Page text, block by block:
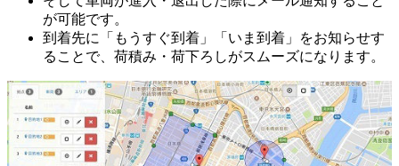
が可能です。
到着先に「もうすぐ到着」「いま到着」をお知らせす
ることで、荷積み・荷下ろしがスムーズになります。